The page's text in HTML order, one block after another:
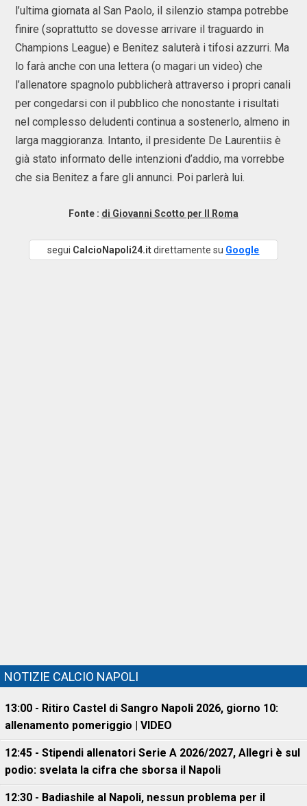
l’ultima giornata al San Paolo, il silenzio stampa potrebbe
finire (soprattutto se dovesse arrivare il traguardo in
Champions League) e Benitez saluterà i tifosi azzurri. Ma
lo farà anche con una lettera (o magari un video) che
l’allenatore spagnolo pubblicherà attraverso i propri canali
per congedarsi con il pubblico che nonostante i risultati
nel complesso deludenti continua a sostenerlo, almeno in
larga maggioranza. Intanto, il presidente De Laurentiis è
già stato informato delle intenzioni d’addio, ma vorrebbe
che sia Benitez a fare gli annunci. Poi parlerà lui.
Fonte : di Giovanni Scotto per Il Roma
segui CalcioNapoli24.itdirettamente su Google
NOTIZIE CALCIO NAPOLI
13:00 - Ritiro Castel di Sangro Napoli 2026, giorno 10:
allenamento pomeriggio | VIDEO
12:45 - Stipendi allenatori Serie A 2026/2027, Allegri è sul
podio: svelata la cifra che sborsa il Napoli
12:30 - Badiashile al Napoli, nessun problema per il